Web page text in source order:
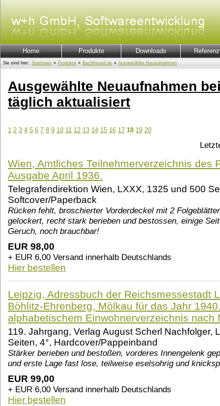
Home Produkte Downloads
Sie sind hier: Startseite » Produkte » Buchfreund.de » Ausgewählte Neuaufnahmen
Ausgewählte Neuaufnahmen
täglich aktualisiert
1 2 3 4 5 6 7 8 9 10 11 12 13 14 15 16 17 18 19 20
Wien, Amtliches Teilnehmerverzeichnis des
Ausgabe April 1936.
Telegrafendirektion Wien, LXXX, 1325 und 500
Softcover/Paperback
Rücken fehlt, broschierter Vorderdeckel mit 2
gelockert, recht stark berieben und bestossen, einige
Geruch, noch brauchbar!
EUR 98,00
+ EUR 6,00 Versand innerhalb Deutschlands
Hier bestellen
Leipzig, Adressbuch der Reichsmessestadt
Böhlitz-Ehrenberg, Mölkau für das Jahr
alphabetischem Einwohnerverzeichnis nach
119. Jahrgang, Verlag August Scherl Nachfolger,
Seiten, 4°, Hardcover/Pappeinband
Stärker berieben und bestoßen, vorderes Innengelenk
und erste Lage fast lose, teilweise eselsohrig und
EUR 99,00
+ EUR 6,00 Versand innerhalb Deutschlands
Hier bestellen